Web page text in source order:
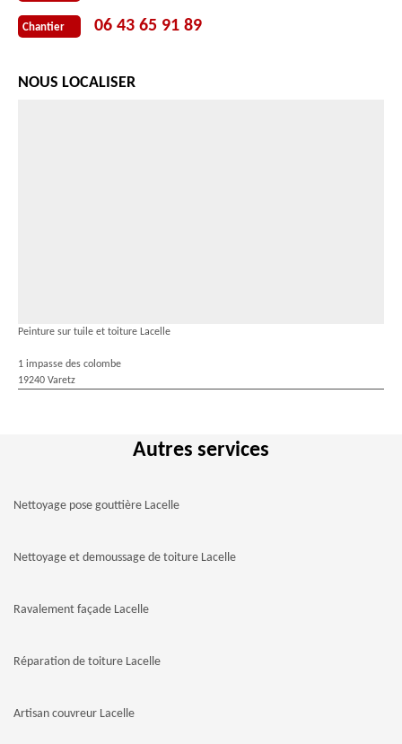
Chantier 06 43 65 91 89
NOUS LOCALISER
Peinture sur tuile et toiture Lacelle
1 impasse des colombe
19240 Varetz
Autres services
Nettoyage pose gouttière Lacelle
Nettoyage et demoussage de toiture Lacelle
Ravalement façade Lacelle
Réparation de toiture Lacelle
Artisan couvreur Lacelle